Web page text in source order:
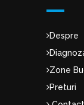
Despre
Zone
Preturi